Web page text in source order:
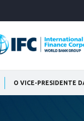
O VICE-PRESIDENTE